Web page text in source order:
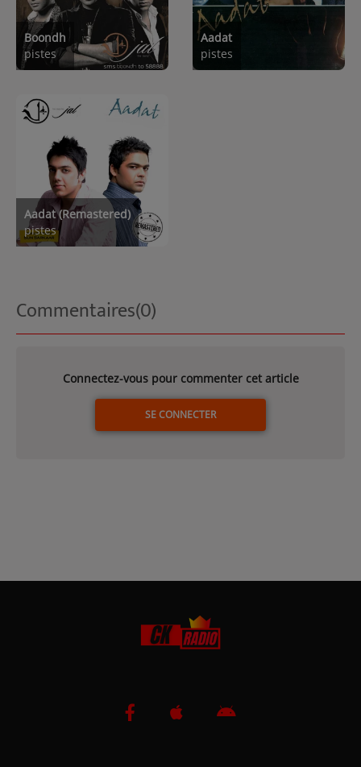
Boondh
pistes
Aadat
pistes
Aadat (Remastered)
pistes
Commentaires(0)
Connectez-vous pour commenter cet article
SE CONNECTER